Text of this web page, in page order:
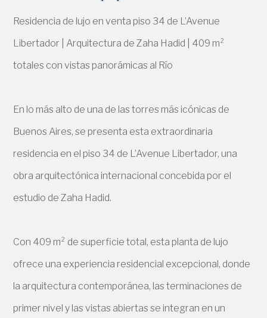
Residencia de lujo en venta piso 34 de L’Avenue
Libertador | Arquitectura de Zaha Hadid | 409 m²
totales con vistas panorámicas al Río
En lo más alto de una de las torres más icónicas de
Buenos Aires, se presenta esta extraordinaria
residencia en el piso 34 de L’Avenue Libertador, una
obra arquitectónica internacional concebida por el
estudio de Zaha Hadid.
Con 409 m² de superficie total, esta planta de lujo
ofrece una experiencia residencial excepcional, donde
la arquitectura contemporánea, las terminaciones de
primer nivel y las vistas abiertas se integran en un